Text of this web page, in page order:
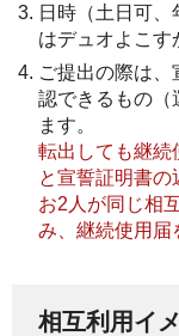
日時（土日可
はデュオよこす
ご提出の際は
認できるもの（
ます。
転出しても継続
と宣誓証明書の
お2人が同じ相
み、継続使用届
相互利用イ